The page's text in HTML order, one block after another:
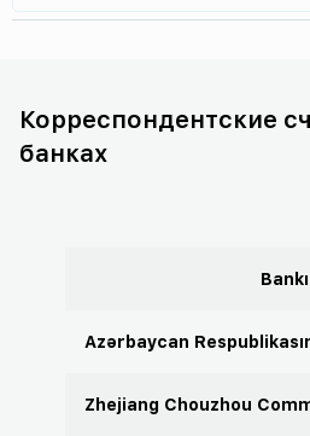
Корреспондентские
банках
Azərbaycan
Zhejiang Chouzhou